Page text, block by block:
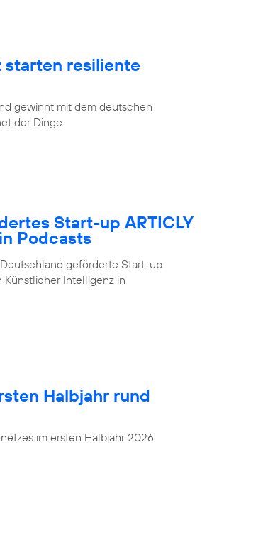
starten resiliente
gewinnt mit dem deutschen
der Dinge
Start-up ARTICLY
Podcasts
geförderte Start-up
Intelligenz in
Halbjahr rund
im ersten Halbjahr 2026